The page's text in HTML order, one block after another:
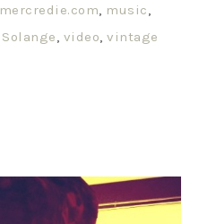
mercredie.com, music,
Solange, video, vintage